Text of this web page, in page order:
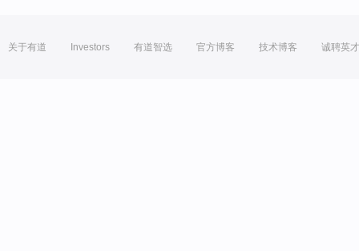
关于有道 Investors 有道智选 官方博客 技术博客 诚聘英才